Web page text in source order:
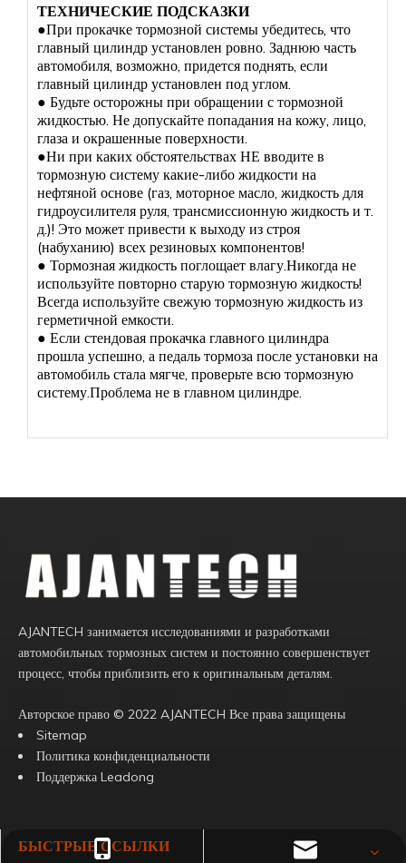
ТЕХНИЧЕСКИЕ ПОДСКАЗКИ
●При прокачке тормозной системы убедитесь, что
главный цилиндр установлен ровно. Заднюю часть
автомобиля, возможно, придется поднять, если
главный цилиндр установлен под углом.
● Будьте осторожны при обращении с тормозной
жидкостью. Не допускайте попадания на кожу, лицо,
глаза и окрашенные поверхности.
●Ни при каких обстоятельствах НЕ вводите в
тормозную систему какие-либо жидкости на
нефтяной основе (газ, моторное масло, жидкость для
гидроусилителя руля, трансмиссионную жидкость и т.
д.)! Это может привести к выходу из строя
(набуханию) всех резиновых компонентов!
● Тормозная жидкость поглощает влагу.Никогда не
используйте повторно старую тормозную жидкость!
Всегда используйте свежую тормозную жидкость из
герметичной емкости.
● Если стендовая прокачка главного цилиндра
прошла успешно, а педаль тормоза после установки на
автомобиль стала мягче, проверьте всю тормозную
систему.Проблема не в главном цилиндре.
AJANTECH занимается исследованиями и разработками
автомобильных тормозных систем и постоянно совершенствует
процесс, чтобы приблизить его к оригинальным деталям.
Авторское право ©️ 2022 AJANTECH Все права защищены
Sitemap
Политика конфиденциальности
Поддержка Leadong
БЫСТРЫЕ ССЫЛКИ+86 18100159783
postmaster@ajantechproducts.com